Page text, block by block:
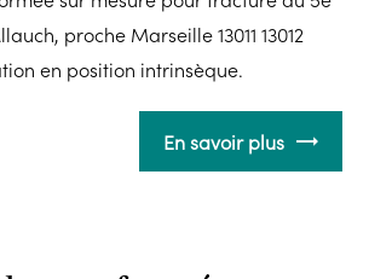
proche Marseille 13011 13012
en position intrinsèque.
En savoir plus